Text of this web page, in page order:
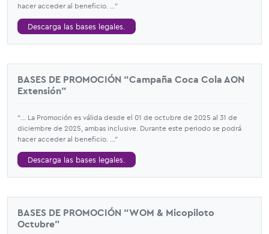
hacer acceder al beneficio. ...”
Descarga las bases legales.
BASES DE PROMOCIÓN “Campaña Coca Cola AON
Extensión”
“... La Promoción es válida desde el 01 de octubre de 2025 al 31 de
diciembre de 2025, ambas inclusive. Durante este periodo se podrá
hacer acceder al beneficio. ...”
Descarga las bases legales.
BASES DE PROMOCIÓN “WOM & Micopiloto
Octubre”